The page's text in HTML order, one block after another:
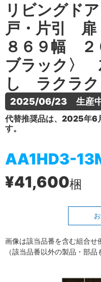
リビングド
戸・片引
８６９幅
ブラック〉
し ラクラク
2025/06/23　生産
代替推奨品は、2025年6
す。
AA1HD3-
¥41,600梱
画像は該当品番を含む組合せ
（該当品番以外の製品・部品